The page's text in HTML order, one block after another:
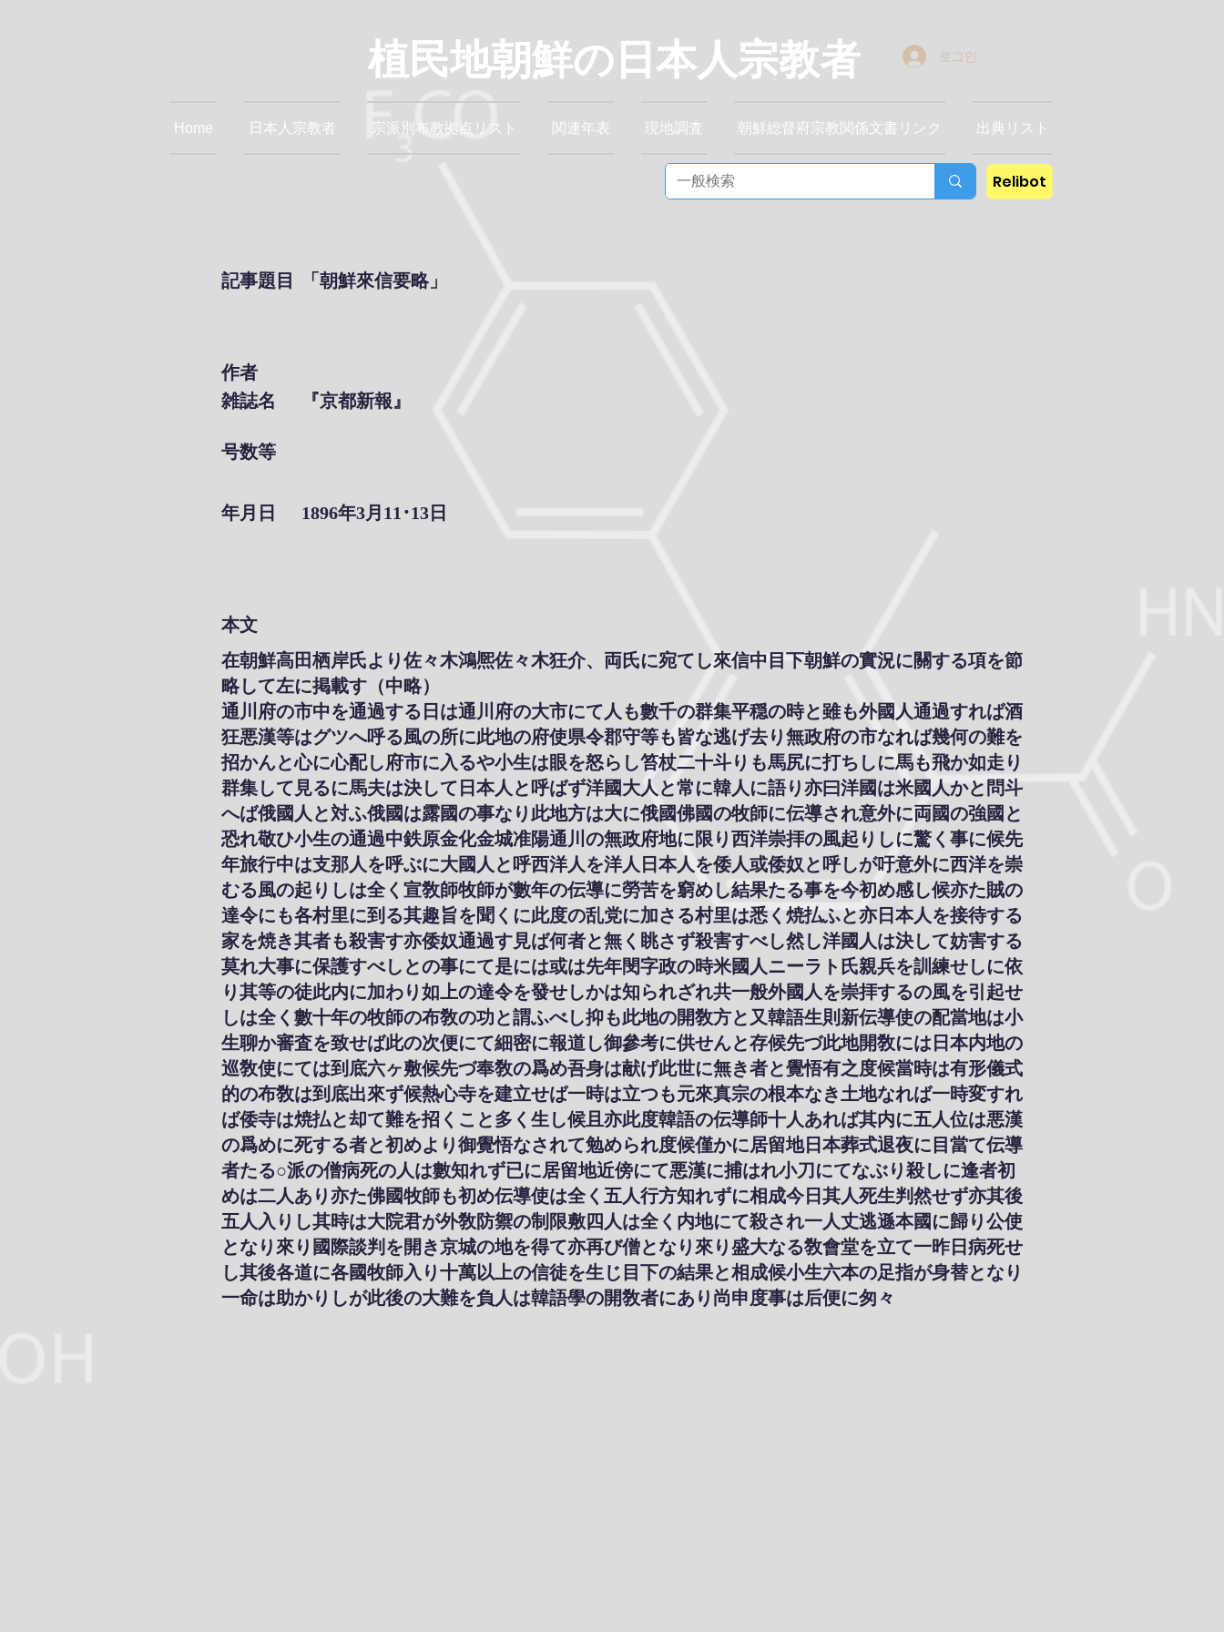
植民地朝鮮の日本人宗教者 로그인
Home 日本人宗教者 宗派別布教拠点リスト 関連年表 現地調査 朝鮮総督府宗教関係文書リンク 出典リスト
Relibot
記事題目 「朝鮮來信要略」
作者
雑誌名
『京都新報』
号数等
年月日 1896年3月11･13日
本文
在朝鮮高田栖岸氏より佐々木鴻熈佐々木狂介、両氏に宛てし來信中目下朝鮮の實況に關する項を節
略して左に掲載す（中略）
通川府の市中を通過する日は通川府の大市にて人も數千の群集平穏の時と雖も外國人通過すれば酒
狂悪漢等はグツへ呼る風の所に此地の府使県令郡守等も皆な逃げ去り無政府の市なれば幾何の難を
招かんと心に心配し府市に入るや小生は眼を怒らし笞杖二十斗りも馬尻に打ちしに馬も飛か如走り
群集して見るに馬夫は決して日本人と呼ばず洋國大人と常に韓人に語り亦曰洋國は米國人かと問斗
へば俄國人と対ふ俄國は露國の事なり此地方は大に俄國佛國の牧師に伝導され意外に両國の強國と
恐れ敬ひ小生の通過中鉄原金化金城准陽通川の無政府地に限り西洋崇拝の風起りしに驚く事に候先
年旅行中は支那人を呼ぶに大國人と呼西洋人を洋人日本人を倭人或倭奴と呼しが吁意外に西洋を崇
むる風の起りしは全く宣敎師牧師が數年の伝導に勞苦を窮めし結果たる事を今初め感し候亦た賊の
達令にも各村里に到る其趣旨を聞くに此度の乱党に加さる村里は悉く焼払ふと亦日本人を接待する
家を焼き其者も殺害す亦倭奴通過す見ば何者と無く眺さず殺害すべし然し洋國人は決して妨害する
莫れ大事に保護すべしとの事にて是には或は先年閔字政の時米國人ニーラト氏親兵を訓練せしに依
り其等の徒此内に加わり如上の達令を發せしかは知られざれ共一般外國人を崇拝するの風を引起せ
しは全く數十年の牧師の布敎の功と謂ふべし抑も此地の開敎方と又韓語生則新伝導使の配當地は小
生聊か審査を致せば此の次便にて細密に報道し御參考に供せんと存候先づ此地開敎には日本内地の
巡敎使にては到底六ヶ敷候先づ奉敎の爲め吾身は献げ此世に無き者と覺悟有之度候當時は有形儀式
的の布敎は到底出來ず候熱心寺を建立せば一時は立つも元來真宗の根本なき土地なれば一時変すれ
ば倭寺は焼払と却て難を招くこと多く生し候且亦此度韓語の伝導師十人あれば其内に五人位は悪漢
の爲めに死する者と初めより御覺悟なされて勉められ度候僅かに居留地日本葬式退夜に目當て伝導
者たる○派の僧病死の人は數知れず已に居留地近傍にて悪漢に捕はれ小刀にてなぶり殺しに逢者初
めは二人あり亦た佛國牧師も初め伝導使は全く五人行方知れずに相成今日其人死生判然せず亦其後
五人入りし其時は大院君が外敎防禦の制限敷四人は全く内地にて殺され一人丈逃遜本國に歸り公使
となり來り國際談判を開き京城の地を得て亦再び僧となり來り盛大なる敎會堂を立て一昨日病死せ
し其後各道に各國牧師入り十萬以上の信徒を生じ目下の結果と相成候小生六本の足指が身替となり
一命は助かりしが此後の大難を負人は韓語學の開敎者にあり尚申度事は后便に匆々